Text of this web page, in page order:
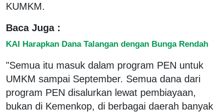
KUMKM.
Baca Juga :
KAI Harapkan Dana Talangan dengan Bunga Rendah
"Semua itu masuk dalam program PEN untuk
UMKM sampai September. Semua dana dari
program PEN disalurkan lewat pembiayaan,
bukan di Kemenkop, di berbagai daerah banyak